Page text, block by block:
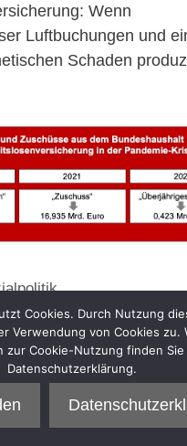
Wenn
Luftbuchungen und
Schaden
Cookies. Durch Nutzung
Verwendung von Cookies zu.
zur Cookie-Nutzung finden
Datenschutzerklärung.